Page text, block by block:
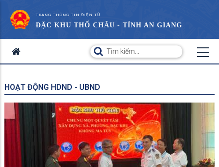
TRANG THÔNG TIN ĐIỆN TỬ
ĐẶC KHU THỔ CHÂU - TỈNH AN GIANG
HOẠT ĐỘNG HDND - UBND